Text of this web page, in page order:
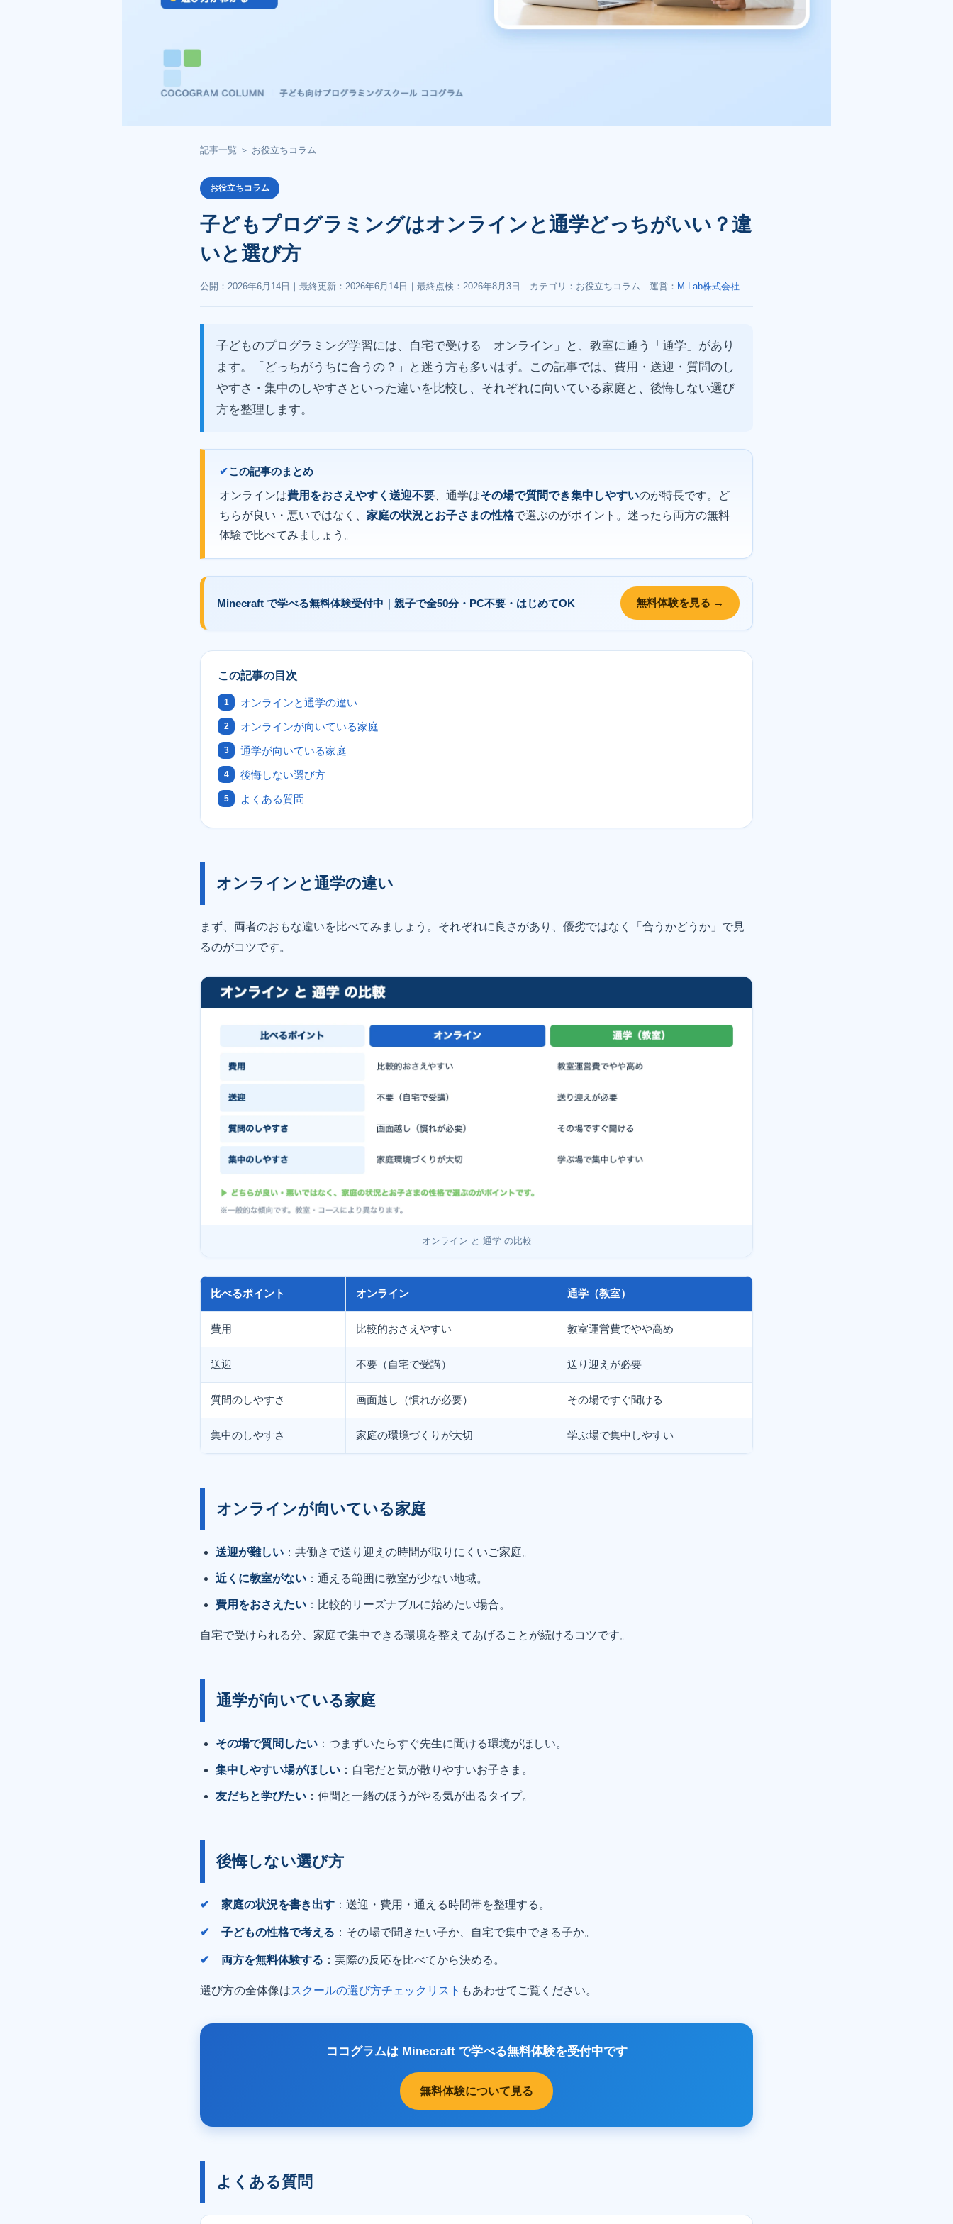
記事一覧 ＞ お役立ちコラム
お役立ちコラム
子どもプログラミングはオンラインと通学どっちがいい？違
いと選び方
公開： 2026年6月14日 ｜最終更新： 2026年6月14日 ｜最終点検： 2026年8月3日 ｜カテゴリ：お役立ちコラム｜運営： M-Lab株式会社
子どものプログラミング学習には、自宅で受ける「オンライン」と、教室に通う「通学」があり
ます。「どっちがうちに合うの？」と迷う方も多いはず。この記事では、費用・送迎・質問のし
やすさ・集中のしやすさといった違いを比較し、それぞれに向いている家庭と、後悔しない選び
方を整理します。
この記事のまとめ
オンラインは費用をおさえやすく送迎不要 、通学はその場で質問でき集中しやすいのが特長です。ど
ちらが良い・悪いではなく、 家庭の状況とお子さまの性格で選ぶのがポイント。迷ったら両方の無料
体験で比べてみましょう。
Minecraft で学べる無料体験受付中｜ 親子で全50分・PC不要・はじめてOK 無料体験を見る →
この記事の目次
オンラインと通学の違い
オンラインが向いている家庭
通学が向いている家庭
後悔しない選び方
よくある質問
オンラインと通学の違い
まず、両者のおもな違いを比べてみましょう。それぞれに良さがあり、優劣ではなく「合うかどうか」で見
るのがコツです。
オンライン と 通学 の比較
比べるポイント オンライン 通学（教室）
費用 比較的おさえやすい 教室運営費でやや高め
送迎 不要（自宅で受講） 送り迎えが必要
質問のしやすさ 画面越し（慣れが必要） その場ですぐ聞ける
集中のしやすさ 家庭の環境づくりが大切 学ぶ場で集中しやすい
オンラインが向いている家庭
送迎が難しい ：共働きで送り迎えの時間が取りにくいご家庭。
近くに教室がない ：通える範囲に教室が少ない地域。
費用をおさえたい ：比較的リーズナブルに始めたい場合。
自宅で受けられる分、家庭で集中できる環境を整えてあげることが続けるコツです。
通学が向いている家庭
その場で質問したい ：つまずいたらすぐ先生に聞ける環境がほしい。
集中しやすい場がほしい ：自宅だと気が散りやすいお子さま。
友だちと学びたい ：仲間と一緒のほうがやる気が出るタイプ。
後悔しない選び方
家庭の状況を書き出す ：送迎・費用・通える時間帯を整理する。
子どもの性格で考える ：その場で聞きたい子か、自宅で集中できる子か。
両方を無料体験する ：実際の反応を比べてから決める。
選び方の全体像はスクールの選び方チェックリスト もあわせてご覧ください。
ココグラムは Minecraft で学べる無料体験を受付中です
無料体験について見る
よくある質問